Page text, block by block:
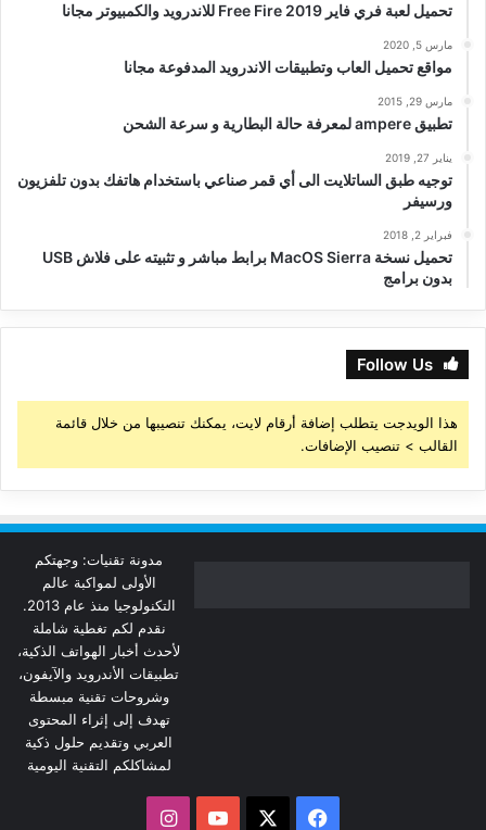
تحميل لعبة فري فاير Free Fire 2019 للاندرويد والكمبيوتر مجانا
مارس 5, 2020
مواقع تحميل العاب وتطبيقات الاندرويد المدفوعة مجانا
مارس 29, 2015
تطبيق ampere لمعرفة حالة البطارية و سرعة الشحن
يناير 27, 2019
توجيه طبق الساتلايت الى أي قمر صناعي باستخدام هاتفك بدون تلفزيون
ورسيفر
فبراير 2, 2018
تحميل نسخة MacOS Sierra برابط مباشر و تثبيته على فلاش USB
بدون برامج
Follow Us
هذا الويدجت يتطلب إضافة أرقام لايت، يمكنك تنصيبها من خلال قائمة
القالب > تنصيب الإضافات.
مدونة تقنيات: وجهتكم
الأولى لمواكبة عالم
التكنولوجيا منذ عام 2013.
نقدم لكم تغطية شاملة
لأحدث أخبار الهواتف الذكية،
تطبيقات الأندرويد والآيفون،
وشروحات تقنية مبسطة
تهدف إلى إثراء المحتوى
العربي وتقديم حلول ذكية
لمشاكلكم التقنية اليومية
فيسبوك ‫YouTubeانستقرام